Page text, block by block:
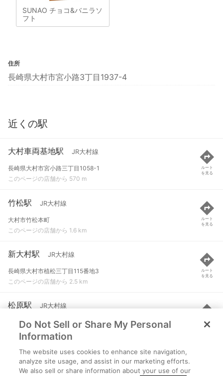
SUNAO チョコ&バニラソ
フト
住所
長崎県大村市宮小路3丁目1937-4
近くの駅
大村車両基地駅 JR大村線
長崎県大村市宮小路三丁目1058-1
このページの店舗から 570 m
ルート
を見る
竹松駅 JR大村線
大村市竹松本町
このページの店舗から 1.6 km
ルート
を見る
新大村駅 JR大村線
長崎県大村市植松三丁目115番地3
このページの店舗から 2.5 km
ルート
を見る
松原駅 JR大村線
大村市松原本町
このページの店舗から 3 km
ルート
を見る
諏訪駅 JR大村線
大村市諏訪
Do Not Sell or Share My Personal
Information
The website uses cookies to enhance site navigation,
analyze site usage, and assist in our marketing efforts.
We also sell or share information about your use of our